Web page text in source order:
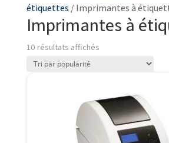
étiquettes / Imprimantes à
Imprimantes à
10 résultats affichésTrié